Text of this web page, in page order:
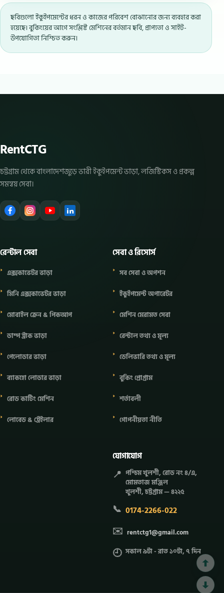
ছবিগুলো ইকুইপমেন্টের ধরন ও কাজের পরিবেশ বোঝানোর জন্য ব্যবহার করা
হয়েছে। বুকিংয়ের আগে সংশ্লিষ্ট মেশিনের বর্তমান ছবি, প্রাপ্যতা ও সাইট-
উপযোগিতা নিশ্চিত করুন।
RentCTG
চট্টগ্রাম থেকে বাংলাদেশজুড়ে ভারী ইকুইপমেন্ট ভাড়া, লজিস্টিকস ও প্রকল্প
সমন্বয় সেবা।
রেন্টাল সেবা
এক্সকাভেটর ভাড়া
মিনি এক্সকাভেটর ভাড়া
মোবাইল ক্রেন & পিকআপ
ডাম্প ট্রাক ভাড়া
পেলোডার ভাড়া
ব্যাকহো লোডার ভাড়া
রোড কাটিং মেশিন
লোবেড & ট্রেইলার
সেবা ও রিসোর্স
সব সেবা ও অপশন
ইকুইপমেন্ট অপারেটর
মেশিন মেরামত সেবা
রেন্টাল তথ্য ও মূল্য
ডেলিভারি তথ্য ও মূল্য
বুকিং প্রোগ্রাম
শর্তাবলী
গোপনীয়তা নীতি
যোগাযোগ
📍 পশ্চিম খুলশী, রোড নং ৪/এ,
মোমতাজ মঞ্জিল
খুলশী, চট্টগ্রাম — ৪২২৫
📞 0174-2266-022
✉️ rentctg1@gmail.com
🕘 সকাল ৯টা - রাত ১০টা, ৭ দিন